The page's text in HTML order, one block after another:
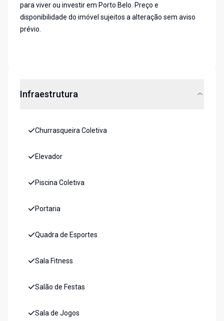
para viver ou investir em Porto Belo. Preço e
disponibilidade do imóvel sujeitos a alteração sem aviso
prévio.
Infraestrutura
Churrasqueira Coletiva
Elevador
Piscina Coletiva
Portaria
Quadra de Esportes
Sala Fitness
Salão de Festas
Sala de Jogos